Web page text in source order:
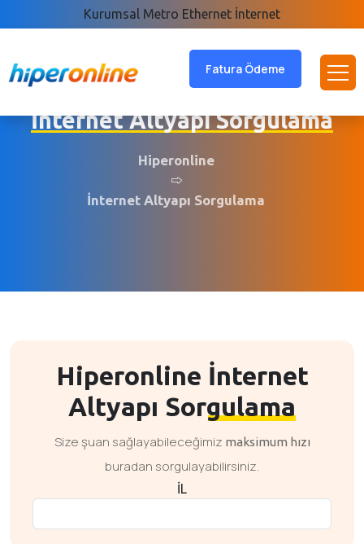
Kurumsal Metro Ethernet İnternet
Fatura Ödeme
İnternet Altyapı Sorgulama
Hiperonline
İnternet Altyapı Sorgulama
Hiperonline İnternet
Altyapı Sorgulama
Size şuan sağlayabileceğimiz maksimum hızı
buradan sorgulayabilirsiniz.
İL